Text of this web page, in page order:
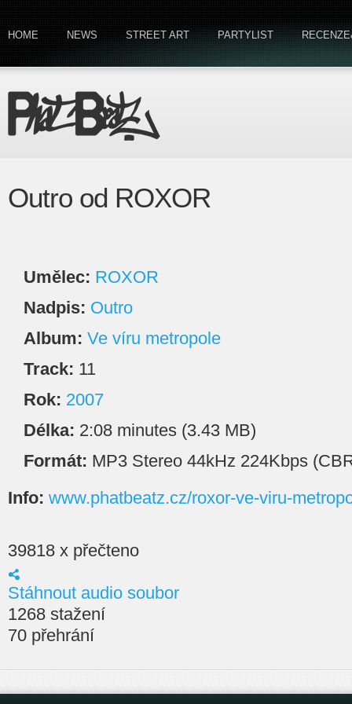
HOME NEWS STREET ART PARTYLIST
Outro od ROXOR
Umělec: ROXOR
Nadpis: Outro
Album: Ve víru metropole
Track: 11
Rok: 2007
Délka: 2:08 minutes (3.43 MB)
Formát: MP3 Stereo 44kHz 224Kbps
Info: www.phatbeatz.cz/roxor-ve-viru-
39818 x přečteno
Stáhnout audio soubor
1268 stažení
70 přehrání